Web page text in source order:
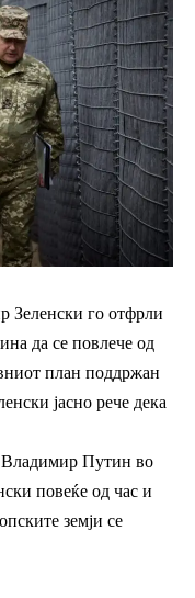
Зеленски го отфрли
да се повлече од
план поддржан
јасно рече дека
Владимир Путин во
повеќе од час и
земји се